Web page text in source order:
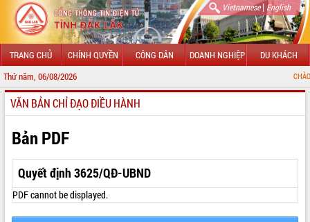
Vietnamese| English
TRANG CHỦ CHÍNH QUYỀN CÔNG DÂN DOANH NGHIỆP DU KHÁCH
Thứ năm, 06/08/2026 CHÀO MỪNG
GIỚI THIỆU
LÃNH ĐẠO UBND TỈNH
TIN TỨC SỰ KIỆN
SỞ, BAN, NGÀNH
UBND CÁC XÃ, PHƯỜNG
VĂN BẢN CHỈ ĐẠO ĐIỀU HÀNH
Bản PDF
Quyết định 3625/QĐ-UBND
PDF cannot be displayed.